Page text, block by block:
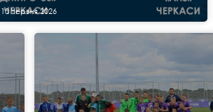
10 Червня 2026